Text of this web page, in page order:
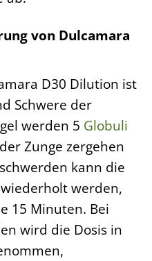
von Dulcamara
D30 Dilution ist
Schwere der
werden 5 Globuli
Zunge zergehen
kann die
werden,
15 Minuten. Bei
wird die Dosis in